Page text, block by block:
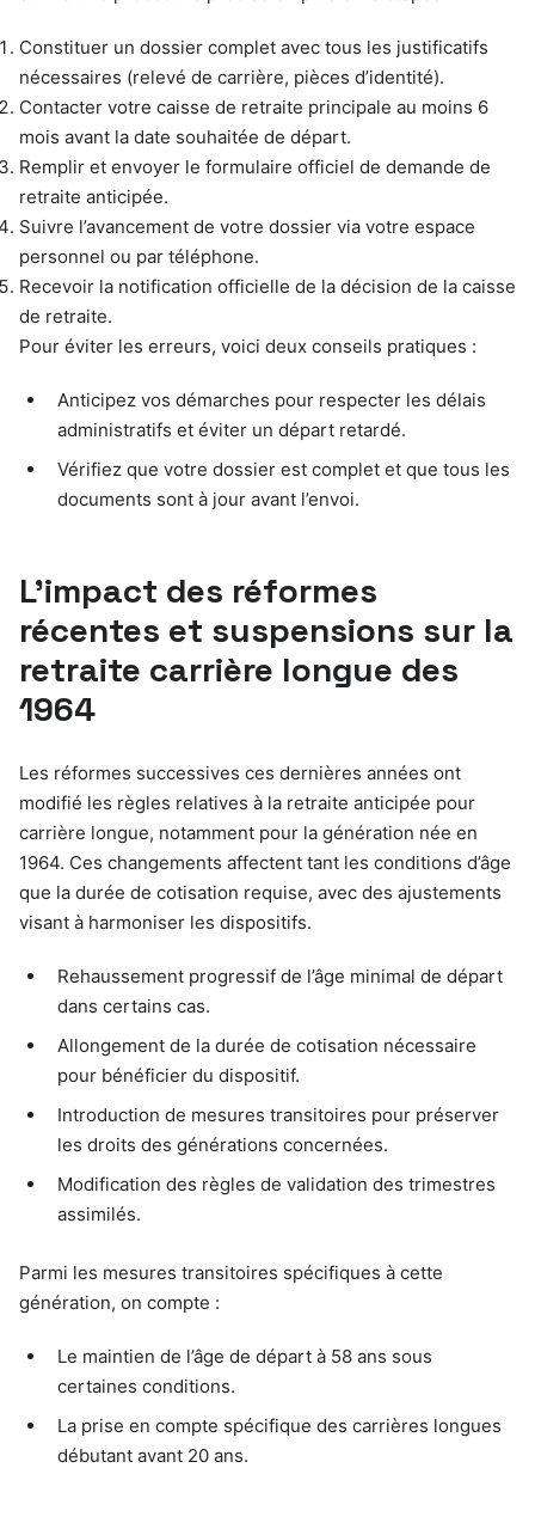
Constituer un dossier complet avec tous les justificatifs
nécessaires (relevé de carrière, pièces d’identité).
Contacter votre caisse de retraite principale au moins 6
mois avant la date souhaitée de départ.
Remplir et envoyer le formulaire officiel de demande de
retraite anticipée.
Suivre l’avancement de votre dossier via votre espace
personnel ou par téléphone.
Recevoir la notification officielle de la décision de la caisse
de retraite.
Pour éviter les erreurs, voici deux conseils pratiques :
Anticipez vos démarches pour respecter les délais
administratifs et éviter un départ retardé.
Vérifiez que votre dossier est complet et que tous les
documents sont à jour avant l’envoi.
L’impact des réformes
récentes et suspensions sur la
retraite carrière longue des
1964
Les réformes successives ces dernières années ont
modifié les règles relatives à la retraite anticipée pour
carrière longue, notamment pour la génération née en
1964. Ces changements affectent tant les conditions d’âge
que la durée de cotisation requise, avec des ajustements
visant à harmoniser les dispositifs.
Rehaussement progressif de l’âge minimal de départ
dans certains cas.
Allongement de la durée de cotisation nécessaire
pour bénéficier du dispositif.
Introduction de mesures transitoires pour préserver
les droits des générations concernées.
Modification des règles de validation des trimestres
assimilés.
Parmi les mesures transitoires spécifiques à cette
génération, on compte :
Le maintien de l’âge de départ à 58 ans sous
certaines conditions.
La prise en compte spécifique des carrières longues
débutant avant 20 ans.